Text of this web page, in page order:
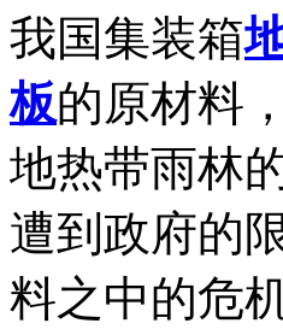
我国集装箱
板的原材料
地热带雨林
遭到政府的
料之中的危